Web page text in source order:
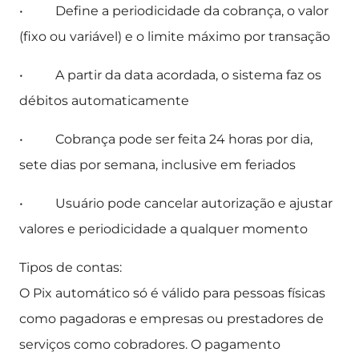
• Define a periodicidade da cobrança, o valor
(fixo ou variável) e o limite máximo por transação
• A partir da data acordada, o sistema faz os
débitos automaticamente
• Cobrança pode ser feita 24 horas por dia,
sete dias por semana, inclusive em feriados
• Usuário pode cancelar autorização e ajustar
valores e periodicidade a qualquer momento
Tipos de contas:
O Pix automático só é válido para pessoas físicas
como pagadoras e empresas ou prestadores de
serviços como cobradores. O pagamento